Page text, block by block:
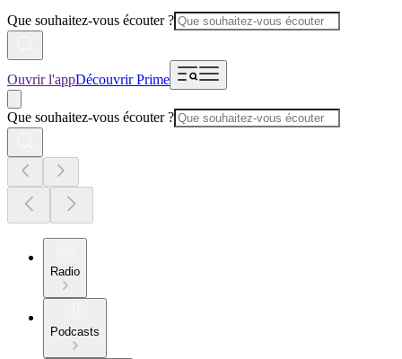
Que souhaitez-vous écouter ?
Ouvrir l'appDécouvrir Prime
Que souhaitez-vous écouter ?
Radio
Podcasts